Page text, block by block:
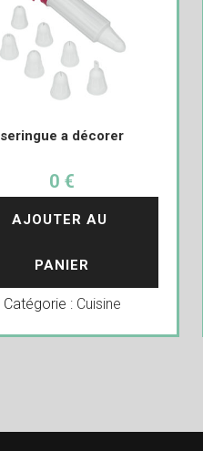
seringue a décorer
0 €
AJOUTER AU
PANIER
Catégorie : Cuisine